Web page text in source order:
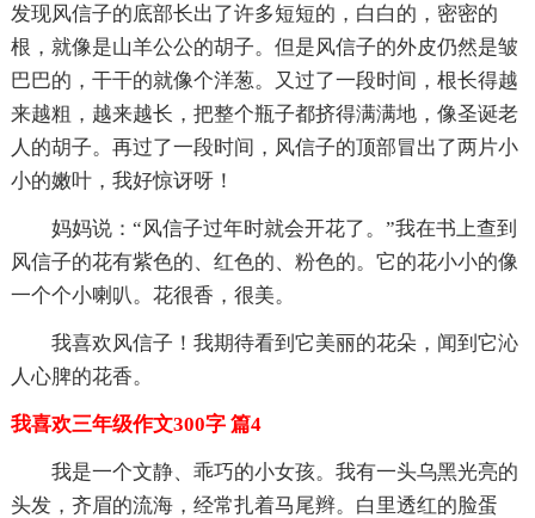
发现风信子的底部长出了许多短短的，白白的，密密的
根，就像是山羊公公的胡子。但是风信子的外皮仍然是皱
巴巴的，干干的就像个洋葱。又过了一段时间，根长得越
来越粗，越来越长，把整个瓶子都挤得满满地，像圣诞老
人的胡子。再过了一段时间，风信子的顶部冒出了两片小
小的嫩叶，我好惊讶呀！
妈妈说：“风信子过年时就会开花了。”我在书上查到
风信子的花有紫色的、红色的、粉色的。它的花小小的像
一个个小喇叭。花很香，很美。
我喜欢风信子！我期待看到它美丽的花朵，闻到它沁
人心脾的花香。
我喜欢三年级作文300字 篇4
我是一个文静、乖巧的小女孩。我有一头乌黑光亮的
头发，齐眉的流海，经常扎着马尾辫。白里透红的脸蛋